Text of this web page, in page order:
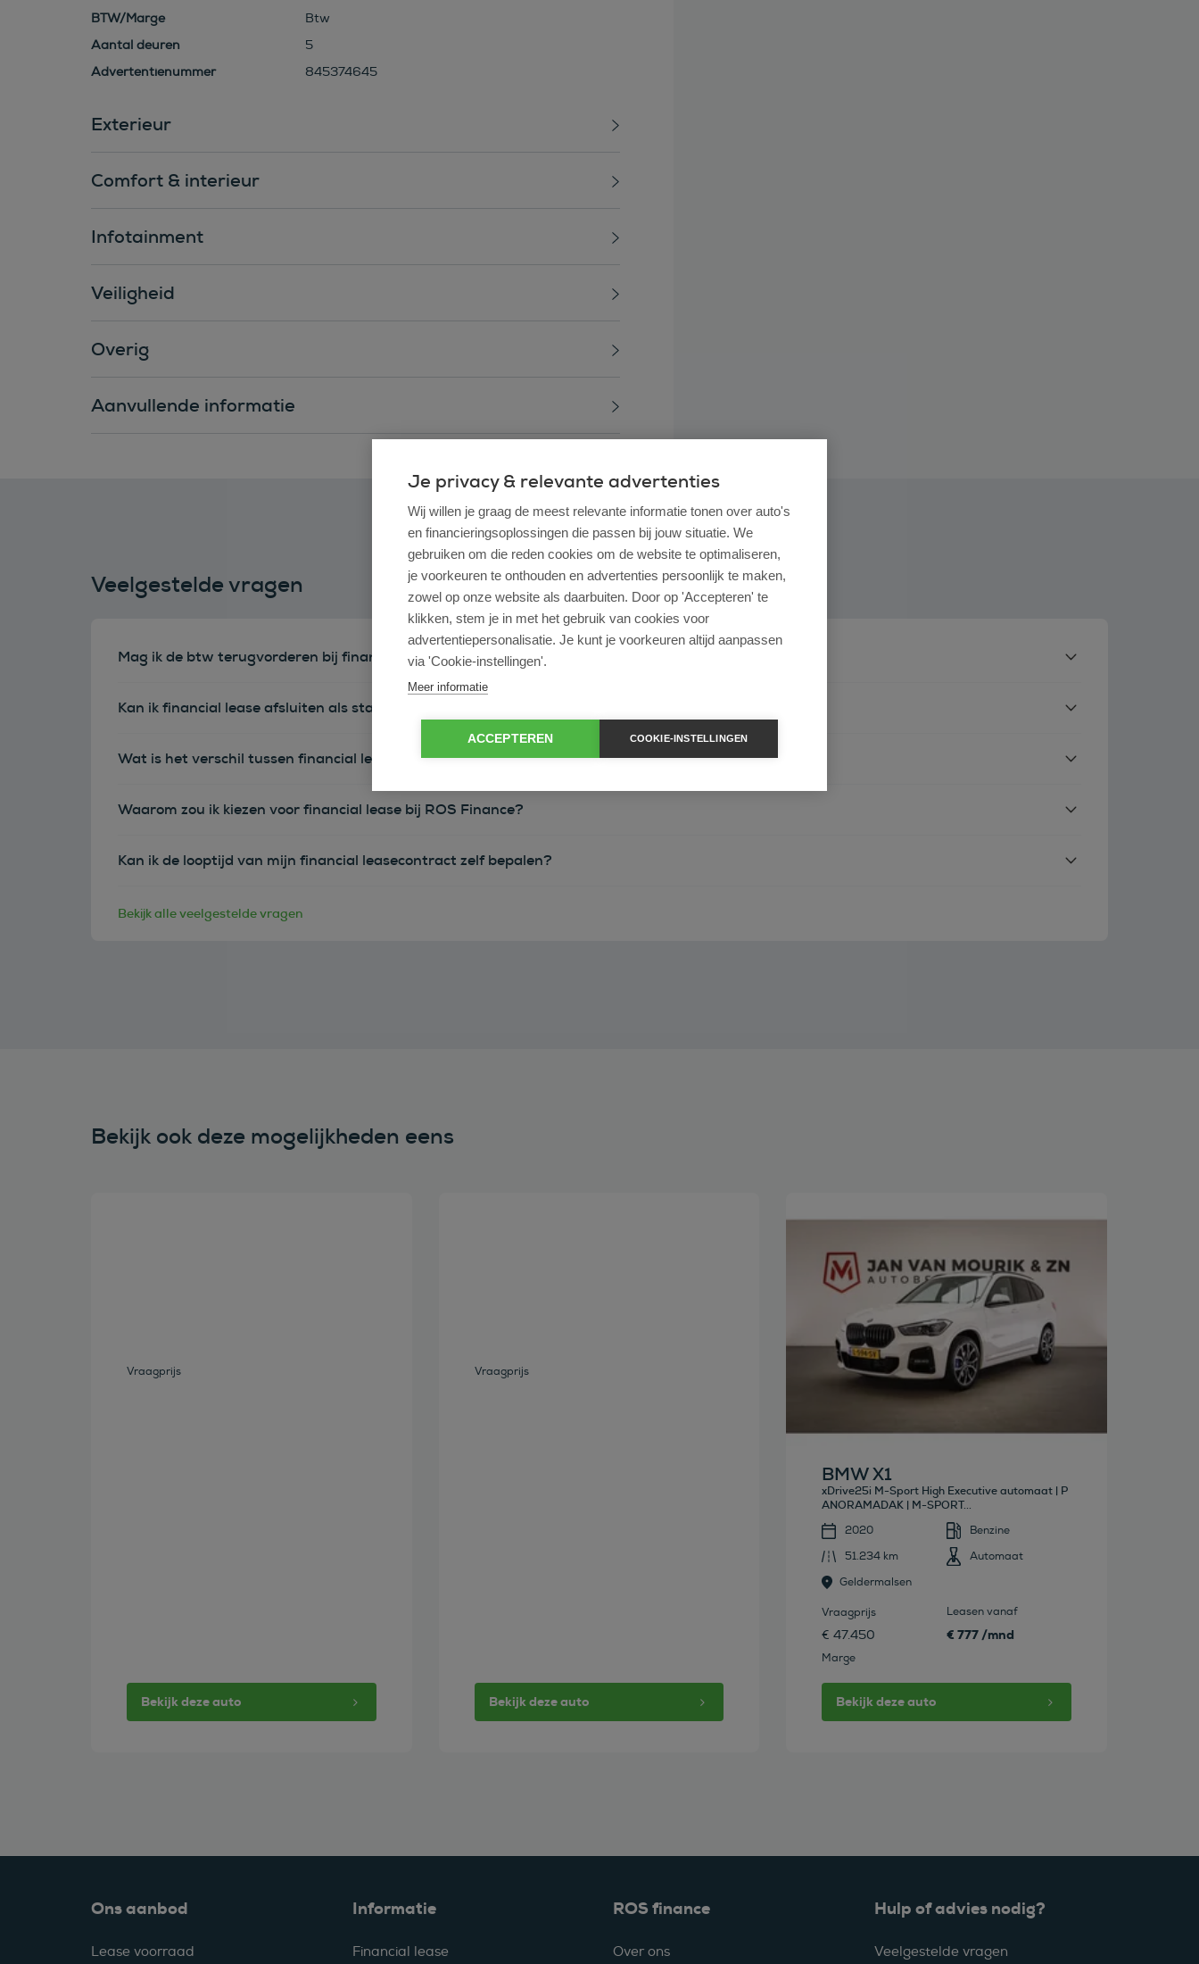
BTW/Marge
Btw
Aantal deuren
5
Advertentienummer
845374645
Exterieur
Comfort & interieur
Infotainment
Veiligheid
Overig
Aanvullende informatie
Veelgestelde vragen
Mag ik de btw terugvorderen bij financial lease?
Kan ik financial lease afsluiten als startende ondernemer?
Wat is het verschil tussen financial lease en operational lease?
Waarom zou ik kiezen voor financial lease bij ROS Finance?
Kan ik de looptijd van mijn financial leasecontract zelf bepalen?
Bekijk alle veelgestelde vragen
Bekijk ook deze mogelijkheden eens
Vraagprijs
Bekijk deze auto
Vraagprijs
Bekijk deze auto
Bekijk deze auto
BMW X1
xDrive25i M-Sport High Executive automaat | P
ANORAMADAK | M-SPORT...
2020
Benzine
51.234 km
Automaat
Geldermalsen
Vraagprijs
€ 47.450
Marge
Leasen vanaf
€ 777 /mnd
Bekijk deze auto
Ons aanbod
Lease voorraad
Informatie
Financial lease
ROS finance
Over ons
Hulp of advies nodig?
Veelgestelde vragen
Je privacy & relevante advertenties
Wij willen je graag de meest relevante informatie tonen over auto's
en financieringsoplossingen die passen bij jouw situatie. We
gebruiken om die reden cookies om de website te optimaliseren,
je voorkeuren te onthouden en advertenties persoonlijk te maken,
zowel op onze website als daarbuiten. Door op 'Accepteren' te
klikken, stem je in met het gebruik van cookies voor
advertentiepersonalisatie. Je kunt je voorkeuren altijd aanpassen
via 'Cookie-instellingen'.
Meer informatie
ACCEPTEREN COOKIE-INSTELLINGEN